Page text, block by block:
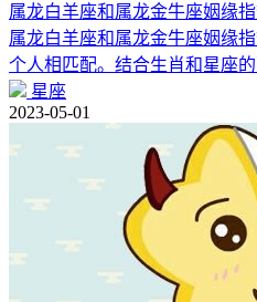
属龙白羊座和属龙金牛座姻缘
属龙白羊座和属龙金牛座姻缘
个人相匹配。结合生肖和星座
星座
2023-05-01